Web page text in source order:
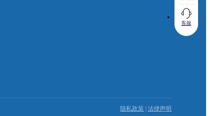
隐私政策 |法律声明
客服